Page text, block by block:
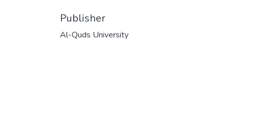
Publisher
Al-Quds University